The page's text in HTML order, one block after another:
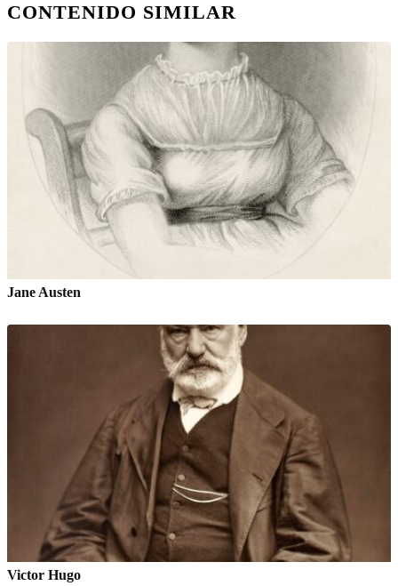
CONTENIDO SIMILAR
Jane Austen
Victor Hugo